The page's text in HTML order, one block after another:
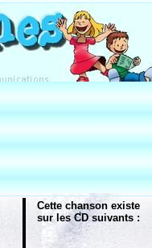
Cette chanson existe
sur les CD suivants :